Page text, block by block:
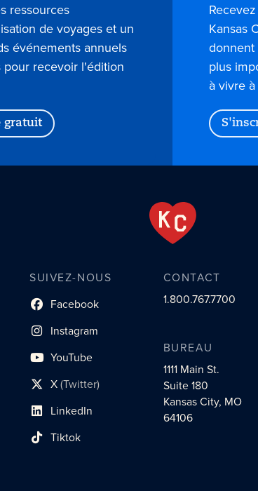
ressources
de voyages et un
événements annuels
pour recevoir l'édition
gratuit
Kansas
donnent
plus
à vivre
SUIVEZ-NOUS
Facebook
lien du profil social
Instagram
lien vers le profil social
YouTube
lien vers le profil social
X(Twitter)
lien vers le profil social
LinkedIn
lien vers le profil social
Tiktok
lien vers le profil social
CONTACT
1.800.767.7700
BUREAU
1111 Main St.
Suite 180
Kansas City, MO
64106